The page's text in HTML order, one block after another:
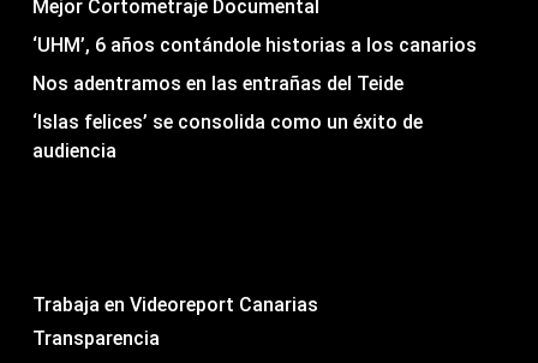
Mejor Cortometraje Documental
‘UHM’, 6 años contándole historias a los canarios
Nos adentramos en las entrañas del Teide
‘Islas felices’ se consolida como un éxito de
audiencia
Trabaja en Videoreport Canarias
Transparencia